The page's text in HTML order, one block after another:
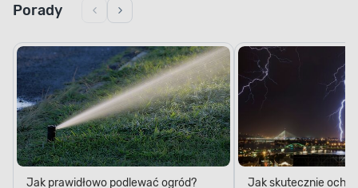
Porady
Jak prawidłowo podlewać ogród?
Jak skutecznie